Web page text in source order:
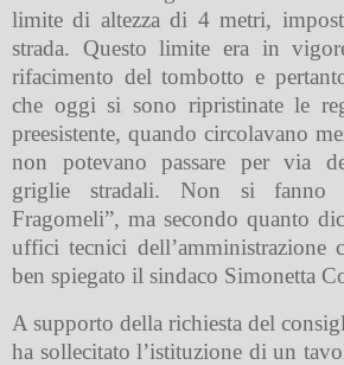
limite di altezza di 4 metri,
strada. Questo limite era in
rifacimento del tombotto e
che oggi si sono ripristinate le
preesistente, quando circolavano
non potevano passare per via
griglie stradali. Non si fanno
Fragomeli”, ma secondo quanto
uffici tecnici dell’amministrazione
ben spiegato il sindaco Simonetta
A supporto della richiesta del
ha sollecitato l’istituzione di un